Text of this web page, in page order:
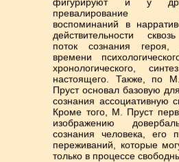
превалирование
воспоминаний в
действительности
поток сознания героя,
времени
хронологического,
настоящего. Также, по
Пруст основал базовую
сознания ассоциативную
Кроме того, М. Пруст
изображению
сознания человека, его
переживаний, которые
только в процессе